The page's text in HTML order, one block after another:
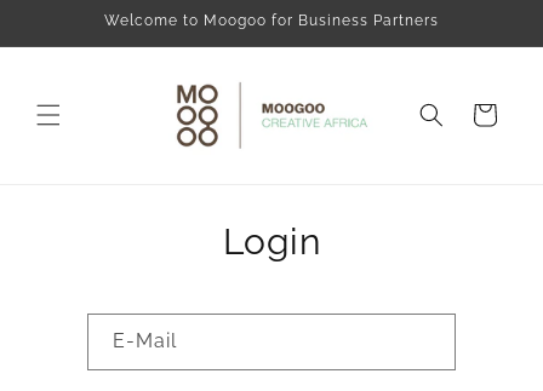
Inhalt
Welcome to Moogoo for Business Partners
Warenkorb
Login
E-Mail